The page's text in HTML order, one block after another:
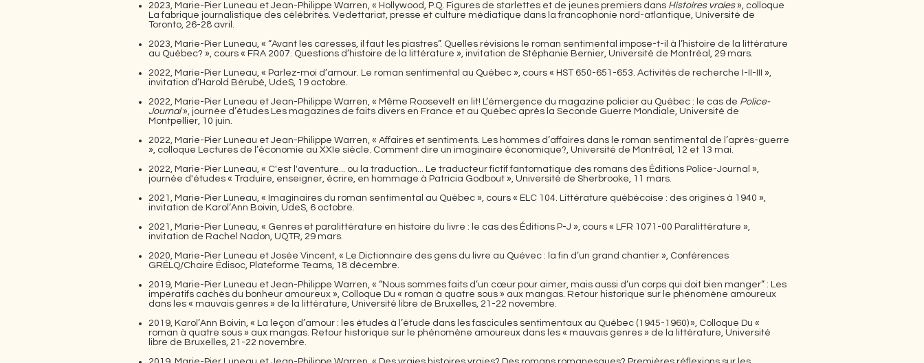
2023, Marie-Pier Luneau et Jean-Philippe Warren, « Hollywood, P.Q. Figures de starlettes et de jeunes premiers dans Histoires vraies», colloque
La fabrique journalistique des célébrités. Vedettariat, presse et culture médiatique dans la francophonie nord-atlantique, Université de
Toronto, 26-28 avril.
2023, Marie-Pier Luneau, « “Avant les caresses, il faut les piastres”. Quelles révisions le roman sentimental impose-t-il à l’histoire de la littérature
au Québec? », cours « FRA 2007. Questions d’histoire de la littérature », invitation de Stéphanie Bernier, Université de Montréal, 29 mars.
2022, Marie-Pier Luneau, « Parlez-moi d’amour. Le roman sentimental au Québec », cours « HST 650-651-653. Activités de recherche I-II-III »,
invitation d’Harold Bérubé, UdeS, 19 octobre.
2022, Marie-Pier Luneau et Jean-Philippe Warren, « Même Roosevelt en lit! L’émergence du magazine policier au Québec : le cas de Police-
Journal», journée d’études Les magazines de faits divers en France et au Québec après la Seconde Guerre Mondiale, Université de
Montpellier, 10 juin.
2022, Marie-Pier Luneau et Jean-Philippe Warren, « Affaires et sentiments. Les hommes d’affaires dans le roman sentimental de l’après-guerre
», colloque Lectures de l’économie au XXIe siècle. Comment dire un imaginaire économique?, Université de Montréal, 12 et 13 mai.
2022, Marie-Pier Luneau, « C'est l'aventure... ou la traduction... Le traducteur fictif fantomatique des romans des Éditions Police-Journal »,
journée d'études « Traduire, enseigner, écrire, en hommage à Patricia Godbout », Université de Sherbrooke, 11 mars.
2021, Marie-Pier Luneau, « Imaginaires du roman sentimental au Québec », cours « ELC 104. Littérature québécoise : des origines à 1940 »,
invitation de Karol’Ann Boivin, UdeS, 6 octobre.
2021, Marie-Pier Luneau, « Genres et paralittérature en histoire du livre : le cas des Éditions P-J », cours « LFR 1071-00 Paralittérature »,
invitation de Rachel Nadon, UQTR, 29 mars.
2020, Marie-Pier Luneau et Josée Vincent, « Le Dictionnaire des gens du livre au Quévec : la fin d’un grand chantier », Conférences
GRÉLQ/Chaire Édisoc, Plateforme Teams, 18 décembre.
2019, Marie-Pier Luneau et Jean-Philippe Warren, « “Nous sommes faits d’un cœur pour aimer, mais aussi d’un corps qui doit bien manger” : Les
impératifs cachés du bonheur amoureux », Colloque Du « roman à quatre sous » aux mangas. Retour historique sur le phénomène amoureux
dans les « mauvais genres » de la littérature, Université libre de Bruxelles, 21-22 novembre.
2019, Karol’Ann Boivin, « La leçon d’amour : les études à l’étude dans les fascicules sentimentaux au Québec (1945-1960) », Colloque Du «
roman à quatre sous » aux mangas. Retour historique sur le phénomène amoureux dans les « mauvais genres » de la littérature, Université
libre de Bruxelles, 21-22 novembre.